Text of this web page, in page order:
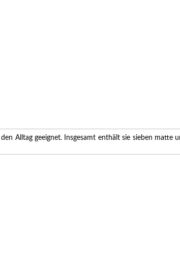
Alltag geeignet. Insgesamt enthält sie sieben